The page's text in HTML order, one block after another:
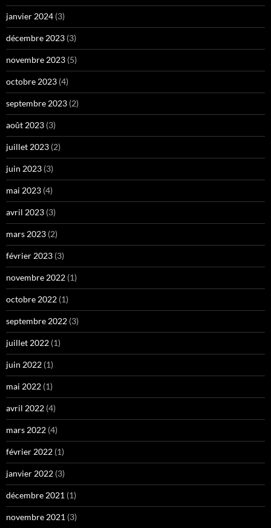
janvier 2024 (3)
décembre 2023 (3)
novembre 2023 (5)
octobre 2023 (4)
septembre 2023 (2)
août 2023 (3)
juillet 2023 (2)
juin 2023 (3)
mai 2023 (4)
avril 2023 (3)
mars 2023 (2)
février 2023 (3)
novembre 2022 (1)
octobre 2022 (1)
septembre 2022 (3)
juillet 2022 (1)
juin 2022 (1)
mai 2022 (1)
avril 2022 (4)
mars 2022 (4)
février 2022 (1)
janvier 2022 (3)
décembre 2021 (1)
novembre 2021 (3)